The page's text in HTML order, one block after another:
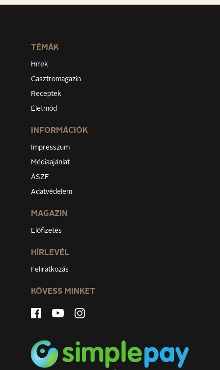
TÉMÁK
Hírek
Gasztromagazin
Receptek
Életmód
INFORMÁCIÓK
Impresszum
Médiaajánlat
ÁSZF
Adatvédelem
MAGAZIN
Előfizetés
HÍRLEVÉL
Feliratkozás
KÖVESS MINKET